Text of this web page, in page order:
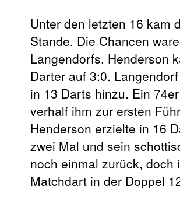
Unter den letzten 16 kam
Stande. Die Chancen
Langendorfs. Henderson
Darter auf 3:0.
in 13 Darts hinzu. Ein
verhalf ihm zur ersten
Henderson erzielte in 16
zwei Mal und sein
noch einmal zurück, doch
Matchdart in der Doppel